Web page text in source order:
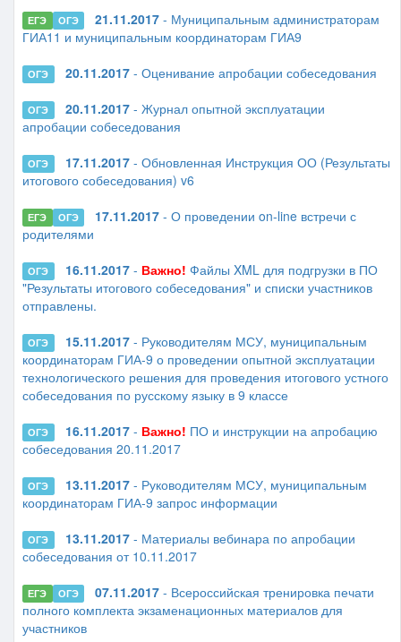
ЕГЭ ОГЭ 21.11.2017 - Муниципальным администраторам
ГИА11 и муниципальным координаторам ГИА9
ОГЭ 20.11.2017- Оценивание апробации собеседования
ОГЭ 20.11.2017- Журнал опытной эксплуатации
апробации собеседования
ОГЭ 17.11.2017- Обновленная Инструкция ОО (Результаты
итогового собеседования) v6
ЕГЭ ОГЭ 17.11.2017 - О проведении on-line встречи с
родителями
ОГЭ 16.11.2017- Важно! Файлы XML для подгрузки в ПО
"Результаты итогового собеседования" и списки участников
отправлены.
ОГЭ 15.11.2017- Руководителям МСУ, муниципальным
координаторам ГИА-9 о проведении опытной эксплуатации
технологического решения для проведения итогового устного
собеседования по русскому языку в 9 классе
ОГЭ 16.11.2017- Важно! ПО и инструкции на апробацию
собеседования 20.11.2017
ОГЭ 13.11.2017- Руководителям МСУ, муниципальным
координаторам ГИА-9 запрос информации
ОГЭ 13.11.2017- Материалы вебинара по апробации
собеседования от 10.11.2017
ЕГЭ ОГЭ 07.11.2017 - Всероссийская тренировка печати
полного комплекта экзаменационных материалов для
участников